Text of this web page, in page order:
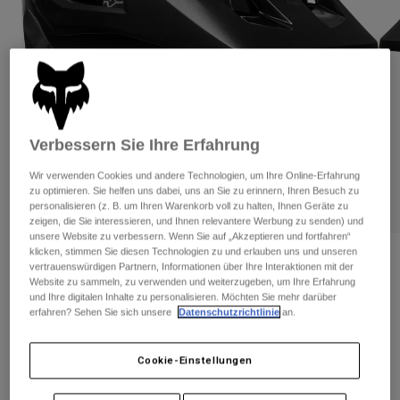
Kurze Hosen
Handschuhe
Protektoren
Brillen
Socken
Zubehör
Ersatzteile
Handschuhe
Jacken
Protektoren
Brillen
Socken
Taschen & Zubehör
Hemden
Alle anzeigen
Damen
T-Shirts & Tops
Hoodies und Pullover
Jacken
Hosen
Shirts
Alle anzeigen
Kinder
Guards
Brillen
Socken
Alle anzeigen
Moto
Helme
Jerseys
Hosen
Stiefel
Brillen
Bewertungen
Helm Mainframe Mips™
Price reduced from
€ 89,99to€ 53,99 40% OFF
Verbessern Sie Ihre Erfahrung
Wir verwenden Cookies und andere Technologien, um Ihre Online-Erfahrung
zu optimieren. Sie helfen uns dabei, uns an Sie zu erinnern, Ihren Besuch zu
personalisieren (z. B. um Ihren Warenkorb voll zu halten, Ihnen Geräte zu
zeigen, die Sie interessieren, und Ihnen relevantere Werbung zu senden) und
unsere Website zu verbessern. Wenn Sie auf „Akzeptieren und fortfahren“
klicken, stimmen Sie diesen Technologien zu und erlauben uns und unseren
vertrauenswürdigen Partnern, Informationen über Ihre Interaktionen mit der
Website zu sammeln, zu verwenden und weiterzugeben, um Ihre Erfahrung
und Ihre digitalen Inhalte zu personalisieren. Möchten Sie mehr darüber
erfahren? Sehen Sie sich unsere
Datenschutzrichtlinie an.
Cookie-Einstellungen